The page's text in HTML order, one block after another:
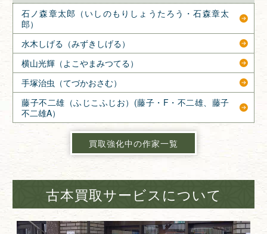
石ノ森章太郎（いしのもりしょうたろう・石森章太
郎）
水木しげる（みずきしげる）
横山光輝（よこやまみつてる）
手塚治虫（てづかおさむ）
藤子不二雄（ふじこふじお）(藤子・F・不二雄、藤子
不二雄A）
買取強化中の作家一覧
古本買取サービスについて